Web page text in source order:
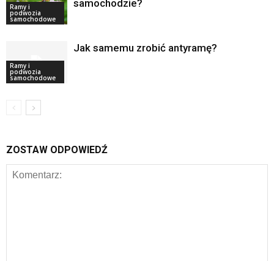
Ramy i
podwozia
samochodowe
samochodzie?
Ramy i
podwozia
samochodowe
Jak samemu zrobić antyramę?
ZOSTAW ODPOWIEDŹ